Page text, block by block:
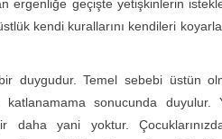
ergenliğe geçişte yetişkinlerin
kendi kurallarını kendileri
duygudur. Temel sebebi üstün
sonucunda
yani yoktur. Çocuklarınızda